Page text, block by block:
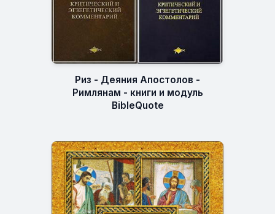
Риз - Деяния Апостолов -
Римлянам - книги и модуль
BibleQuote